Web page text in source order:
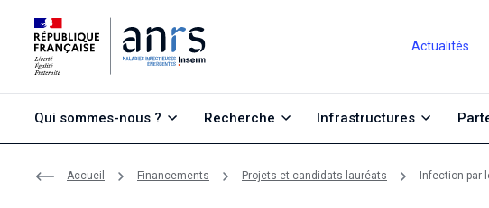
Actualités
Qui sommes-nous ? Recherche Infrastructures
Accueil Financements Projets et candidats lauréats Infection par